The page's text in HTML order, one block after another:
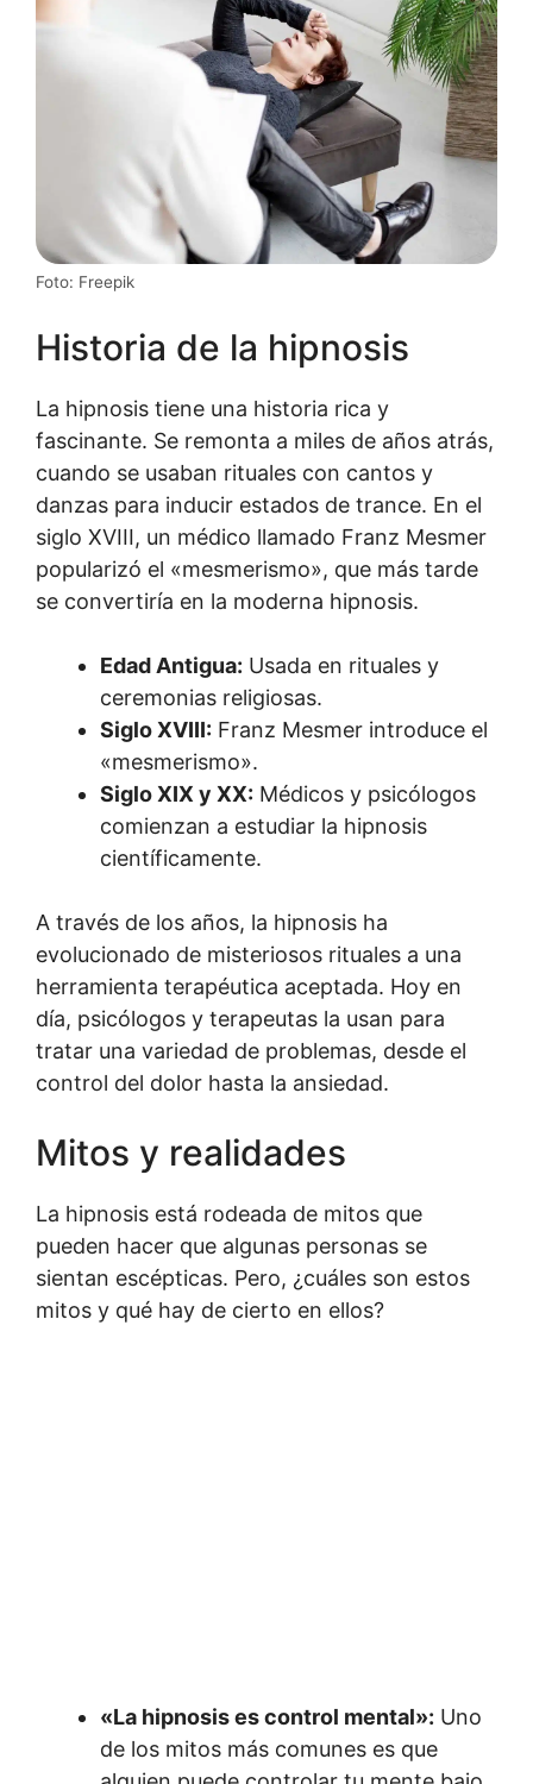
Foto: Freepik
Historia de la hipnosis
La hipnosis tiene una historia rica y
fascinante. Se remonta a miles de años atrás,
cuando se usaban rituales con cantos y
danzas para inducir estados de trance. En el
siglo XVIII, un médico llamado Franz Mesmer
popularizó el «mesmerismo», que más tarde
se convertiría en la moderna hipnosis.
Edad Antigua: Usada en rituales y
ceremonias religiosas.
Siglo XVIII: Franz Mesmer introduce el
«mesmerismo».
Siglo XIX y XX: Médicos y psicólogos
comienzan a estudiar la hipnosis
científicamente.
A través de los años, la hipnosis ha
evolucionado de misteriosos rituales a una
herramienta terapéutica aceptada. Hoy en
día, psicólogos y terapeutas la usan para
tratar una variedad de problemas, desde el
control del dolor hasta la ansiedad.
Mitos y realidades
La hipnosis está rodeada de mitos que
pueden hacer que algunas personas se
sientan escépticas. Pero, ¿cuáles son estos
mitos y qué hay de cierto en ellos?
«La hipnosis es control mental»: Uno
de los mitos más comunes es que